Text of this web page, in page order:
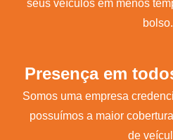
seus veículos em menos
bolso.
Presença em
Somos uma empresa
possuímos a maior
de